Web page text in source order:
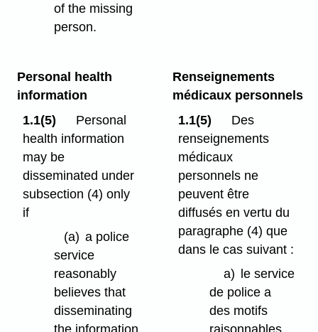
of the missing
person.
Personal health
information
1.1(5)
Personal
health information
may be
disseminated under
subsection (4) only
if
(a) a police
service
reasonably
believes that
disseminating
Renseignements
médicaux personnels
1.1(5)
Des
renseignements
médicaux
personnels ne
peuvent être
diffusés en vertu du
paragraphe (4) que
dans le cas suivant :
a)
le service
de police a
des motifs